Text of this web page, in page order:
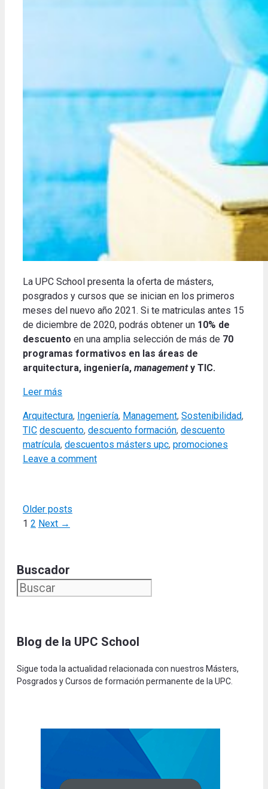
La UPC School presenta la oferta de másters,
posgrados y cursos que se inician en los primeros
meses del nuevo año 2021. Si te matriculas antes 15
de diciembre de 2020, podrás obtener un 10% de
descuento en una amplia selección de más de 70
programas formativos en las áreas de
arquitectura, ingeniería, managementy TIC.
Leer más
Categories
Arquitectura, Ingeniería, Management, Sostenibilidad,
TIC Tags
descuento, descuento formación, descuento
matrícula, descuentos másters upc, promociones
Leave a comment
Older posts
Page
1 Page
2 Next →
Buscador
Blog de la UPC School
Sigue toda la actualidad relacionada con nuestros Másters,
Posgrados y Cursos de formación permanente de la UPC.